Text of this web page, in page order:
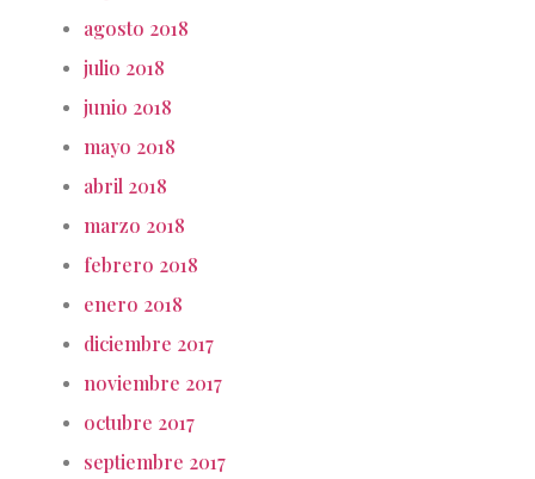
agosto 2018
julio 2018
junio 2018
mayo 2018
abril 2018
marzo 2018
febrero 2018
enero 2018
diciembre 2017
noviembre 2017
octubre 2017
septiembre 2017